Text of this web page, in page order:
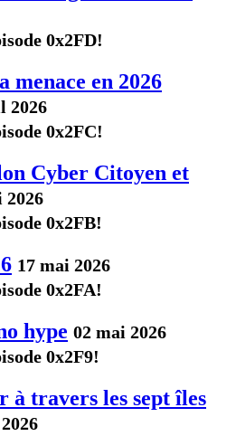
0x2FD!
menace en 2026
2026
0x2FC!
Cyber Citoyen et
2026
0x2FB!
17 mai 2026
0x2FA!
hype 02 mai 2026
0x2F9!
à travers les sept îles